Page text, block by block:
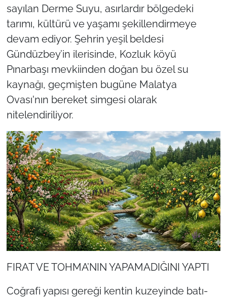
sayılan Derme Suyu, asırlardır bölgedeki
tarımı, kültürü ve yaşamı şekillendirmeye
devam ediyor. Şehrin yeşil beldesi
Gündüzbey’in ilerisinde, Kozluk köyü
Pınarbaşı mevkiinden doğan bu özel su
kaynağı, geçmişten bugüne Malatya
Ovası'nın bereket simgesi olarak
nitelendiriliyor.
FIRAT VE TOHMA’NIN YAPAMADIĞINI YAPTI
Coğrafi yapısı gereği kentin kuzeyinde batı-